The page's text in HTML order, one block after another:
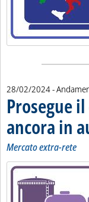
28/02/2024-
Prosegue
ancora in
Mercato extra-rete